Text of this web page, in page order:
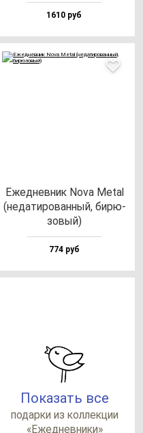
1610 руб
Ежед­нев­ник Nova Metal
(не­да­ти­ро­ван­ный, би­рю­
зо­вый)
774 руб
Показать все
по­дар­ки из кол­лек­ции
«Ежед­нев­ни­ки»